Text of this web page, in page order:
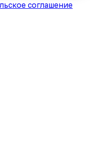
соглашение